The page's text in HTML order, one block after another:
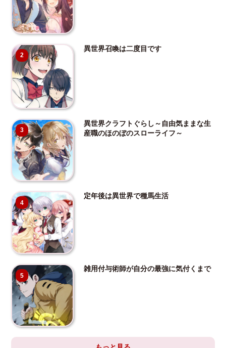
2
異世界召喚は二度目です
3
異世界クラフトぐらし～自由気ままな生
産職のほのぼのスローライフ～
4
定年後は異世界で種馬生活
5
雑用付与術師が自分の最強に気付くまで